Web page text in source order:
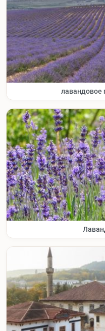
лавандовое